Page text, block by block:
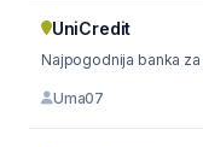
UniCredit
Najpogodnija banka
Uma07